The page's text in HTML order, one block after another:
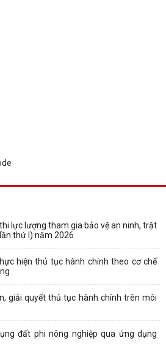
lực lượng tham gia bảo vệ an ninh, trật
thứ I) năm 2026
hiện thủ tục hành chính theo cơ chế
giải quyết thủ tục hành chính trên môi
đất phi nông nghiệp qua ứng dụng